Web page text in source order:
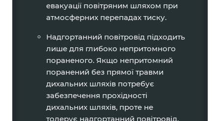
евакуації повітряним шляхом при
атмосферних перепадах тиску.
Надгортанний повітровід підходить
лише для глибоко непритомного
пораненого. Якщо непритомний
поранений без прямої травми
дихальних шляхів потребує
забезпечення прохідності
дихальних шляхів, проте не
толерує надгортанний повітровід,